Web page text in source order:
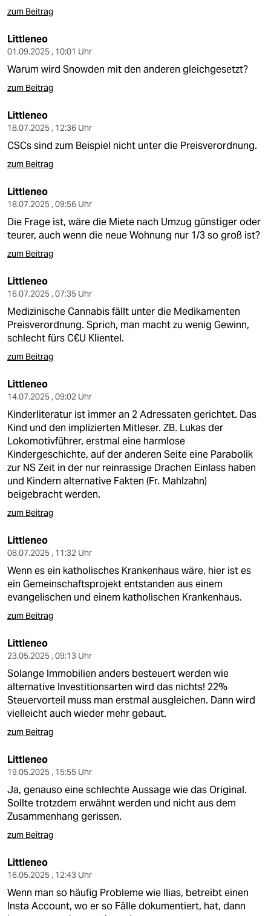
zum Beitrag
Littleneo
01.09.2025 , 10:01 Uhr
Warum wird Snowden mit den anderen gleichgesetzt?
zum Beitrag
Littleneo
18.07.2025 , 12:36 Uhr
CSCs sind zum Beispiel nicht unter die Preisverordnung.
zum Beitrag
Littleneo
18.07.2025 , 09:56 Uhr
Die Frage ist, wäre die Miete nach Umzug günstiger oder
teurer, auch wenn die neue Wohnung nur 1/3 so groß ist?
zum Beitrag
Littleneo
16.07.2025 , 07:35 Uhr
Medizinische Cannabis fällt unter die Medikamenten
Preisverordnung. Sprich, man macht zu wenig Gewinn,
schlecht fürs C€U Klientel.
zum Beitrag
Littleneo
14.07.2025 , 09:02 Uhr
Kinderliteratur ist immer an 2 Adressaten gerichtet. Das
Kind und den implizierten Mitleser. ZB. Lukas der
Lokomotivführer, erstmal eine harmlose
Kindergeschichte, auf der anderen Seite eine Parabolik
zur NS Zeit in der nur reinrassige Drachen Einlass haben
und Kindern alternative Fakten (Fr. Mahlzahn)
beigebracht werden.
zum Beitrag
Littleneo
08.07.2025 , 11:32 Uhr
Wenn es ein katholisches Krankenhaus wäre, hier ist es
ein Gemeinschaftsprojekt entstanden aus einem
evangelischen und einem katholischen Krankenhaus.
zum Beitrag
Littleneo
23.05.2025 , 09:13 Uhr
Solange Immobilien anders besteuert werden wie
alternative Investitionsarten wird das nichts! 22%
Steuervorteil muss man erstmal ausgleichen. Dann wird
vielleicht auch wieder mehr gebaut.
zum Beitrag
Littleneo
19.05.2025 , 15:55 Uhr
Ja, genauso eine schlechte Aussage wie das Original.
Sollte trotzdem erwähnt werden und nicht aus dem
Zusammenhang gerissen.
zum Beitrag
Littleneo
16.05.2025 , 12:43 Uhr
Wenn man so häufig Probleme wie Ilias, betreibt einen
Insta Account, wo er so Fälle dokumentiert, hat, dann